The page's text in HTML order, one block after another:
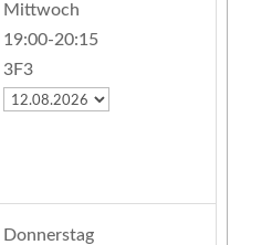
Mittwoch
19:00-20:15
3F3
Donnerstag